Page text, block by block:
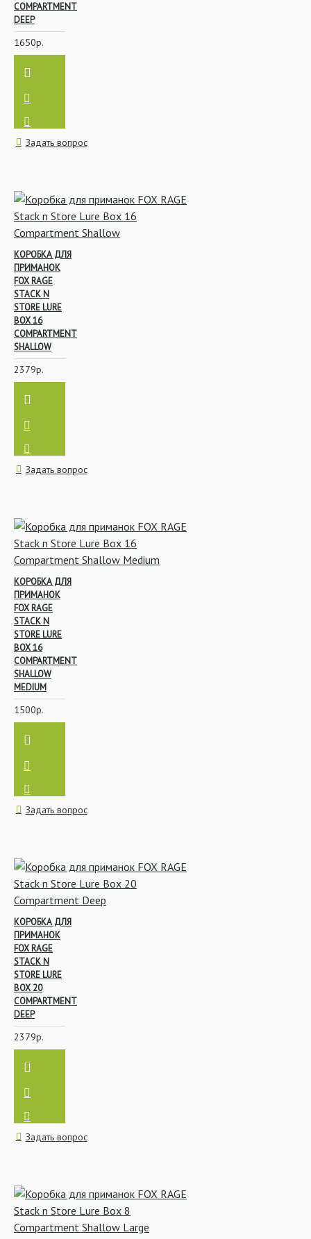
COMPARTMENT
DEEP
1650р.
Задать вопрос
КОРОБКА ДЛЯ
ПРИМАНОК
FOX RAGE
STACK N
STORE LURE
BOX 16
COMPARTMENT
SHALLOW
2379р.
Задать вопрос
КОРОБКА ДЛЯ
ПРИМАНОК
FOX RAGE
STACK N
STORE LURE
BOX 16
COMPARTMENT
SHALLOW
MEDIUM
1500р.
Задать вопрос
КОРОБКА ДЛЯ
ПРИМАНОК
FOX RAGE
STACK N
STORE LURE
BOX 20
COMPARTMENT
DEEP
2379р.
Задать вопрос